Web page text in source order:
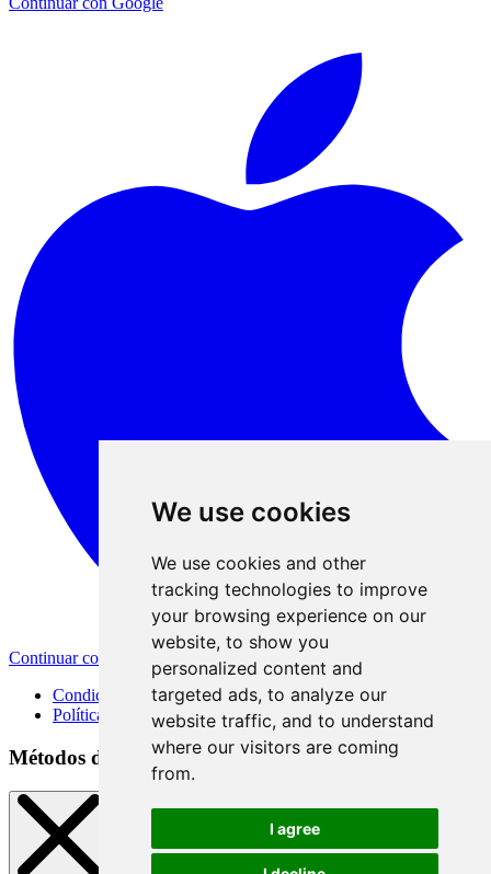
We use cookies
We use cookies and other
tracking technologies to improve
your browsing experience on our
website, to show you
personalized content and
targeted ads, to analyze our
website traffic, and to understand
where our visitors are coming
from.
I agree
Continuar con Apple
Condiciones de uso
Política de privacidad
Métodos de registro